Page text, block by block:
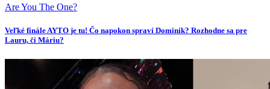
Are You The One?
Veľké finále AYTO je tu! Čo napokon spraví Dominik? Rozhodne sa pre
Lauru, či Máriu?